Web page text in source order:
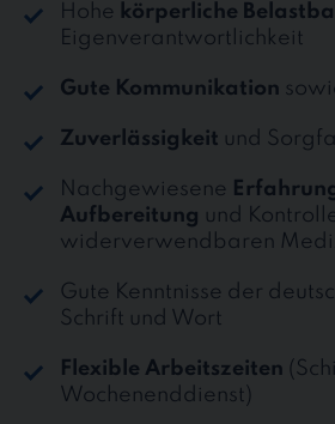
Hohe körperliche
Eigenverantwortlichkeit
Gute Kommunikation
Zuverlässigkeit und
Nachgewiesene
Aufbereitung und
widerverwendbaren
Gute Kenntnisse der
Schrift und Wort
Flexible Arbeitszeiten
Wochenenddienst)